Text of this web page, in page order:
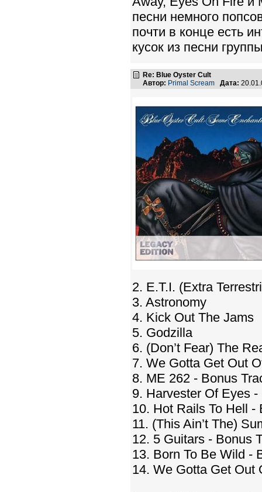
песни немного
почти в конце есть
кусок из песни
Re: Blue Oyster Cult
Автор: Primal Scream Дата:
2. E.T.I. (Extra
3. Astronomy
4. Kick Out The Jams
5. Godzilla
6. (Don’t Fear) The
7. We Gotta Get Out
8. ME 262 - Bonus
9. Harvester Of Eyes -
10. Hot Rails To Hell -
11. (This Ain’t The)
12. 5 Guitars - Bonus
13. Born To Be Wild -
14. We Gotta Get Out